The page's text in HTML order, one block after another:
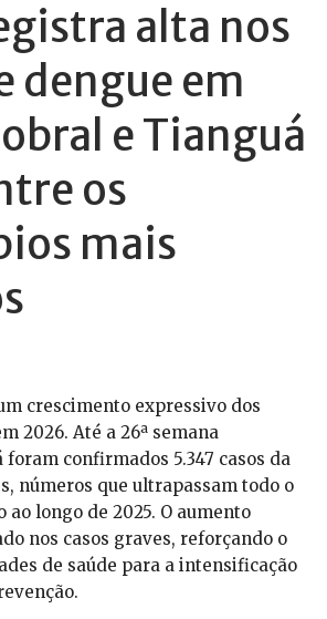
alta nos
dengue em
e Tianguá
os
mais
crescimento expressivo dos
2026. Até a 26ª semana
confirmados 5.347 casos da
números que ultrapassam todo o
longo de 2025. O aumento
nos casos graves, reforçando o
de saúde para a intensificação